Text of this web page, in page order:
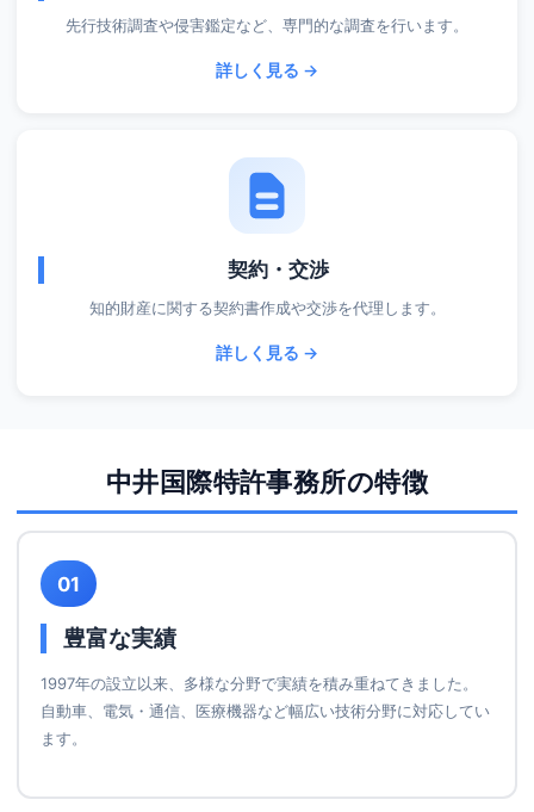
先行技術調査や侵害鑑定など、専門的な調査を行います。
詳しく見る →
契約・交渉
知的財産に関する契約書作成や交渉を代理します。
詳しく見る →
中井国際特許事務所の特徴
01
豊富な実績
1997年の設立以来、多様な分野で実績を積み重ねてきました。
自動車、電気・通信、医療機器など幅広い技術分野に対応してい
ます。